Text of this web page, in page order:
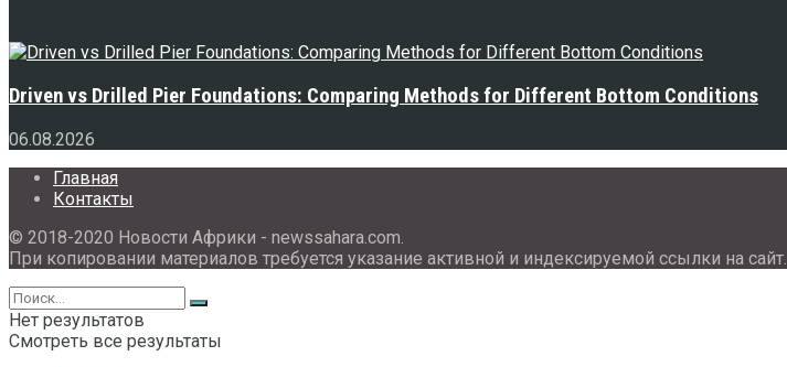
Driven vs Drilled Pier Foundations: Comparing Methods for Different Bottom Conditions
06.08.2026
Главная
Контакты
© 2018-2020 Новости Африки - newssahara.com.
При копировании материалов требуется указание активной и индексируемой ссылки на сайт.
Нет результатов
Смотреть все результаты